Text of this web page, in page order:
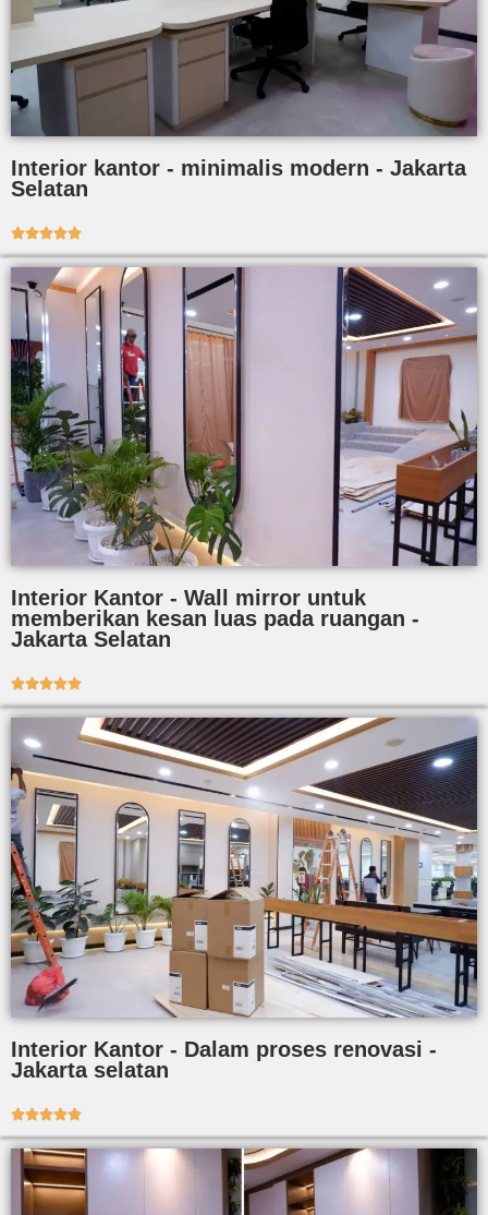
Interior kantor - minimalis modern - Jakarta
Selatan

Interior Kantor - Wall mirror untuk
memberikan kesan luas pada ruangan -
Jakarta Selatan

Interior Kantor - Dalam proses renovasi -
Jakarta selatan
